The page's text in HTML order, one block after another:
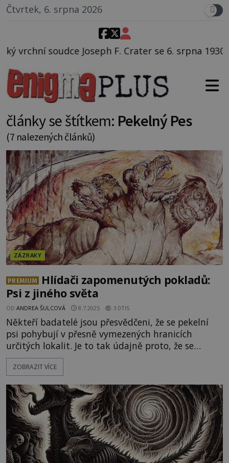
Čtvrtek, 6. srpna 2026
Crater se 6. srpna 1930 navečeří ve své
články se štítkem: Pekelný Pes
(7 nalezených článků)
ZÁZRAKY
PREMIUM
Hlídači zapomenutých pokladů:
Psi z jiného světa
OD ANDREA ŠULCOVÁ 8.7.2025 3.0TIS
Někteří badatelé jsou přesvědčeni, že se pekelní
psi pohybují v přesně vymezených hranicích
určitých lokalit. Je to tak údajně proto, že se
na daných místech ukrývají vzácné poklady, které
ohnivá monstra ochraňují. „Nikdo je neviděl
teritoria se často nachází v okolí starobylých
zřícenin, megalitických staveb ne
ZOBRAZIT VÍCE